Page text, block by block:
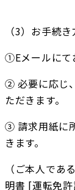
（3）お手続
①Eメールにて
② 必要に応じ
ただきます。
③ 請求用紙に
きます。
（ご本人であ
明書 [運転免